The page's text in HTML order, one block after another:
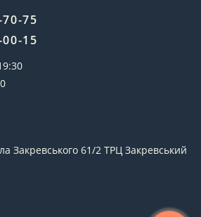
75
15
Закревського 61/2 ТРЦ Закревський